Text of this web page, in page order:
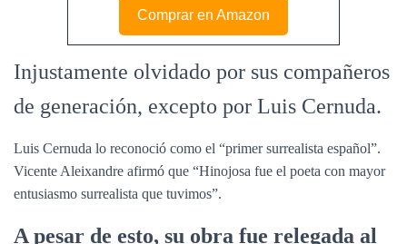
Comprar en Amazon
Injustamente olvidado por sus compañeros
de generación, excepto por Luis Cernuda.
Luis Cernuda lo reconoció como el “primer surrealista español”.
Vicente Aleixandre afirmó que “Hinojosa fue el poeta con mayor
entusiasmo surrealista que tuvimos”.
A pesar de esto, su obra fue relegada al